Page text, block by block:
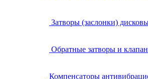
Затворы (заслонки)
Обратные затворы и
Компенсаторы